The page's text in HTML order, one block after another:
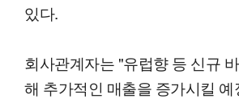
있다.
회사관계자는 "유럽향 등 신규
해 추가적인 매출을 증가시킬